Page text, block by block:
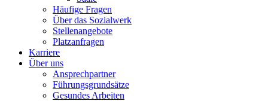
Häufige Fragen
Über das Sozialwerk
Stellenangebote
Platzanfragen
Karriere
Über uns
Ansprechpartner
Führungsgrundsätze
Gesundes Arbeiten